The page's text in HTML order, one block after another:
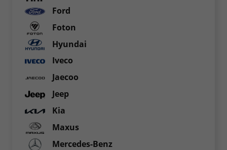
Ford
Foton
Hyundai
Iveco
Jaecoo
Jeep
Kia
Maxus
Mercedes-Benz